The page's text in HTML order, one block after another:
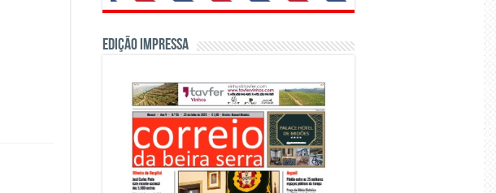
Edição Impressa